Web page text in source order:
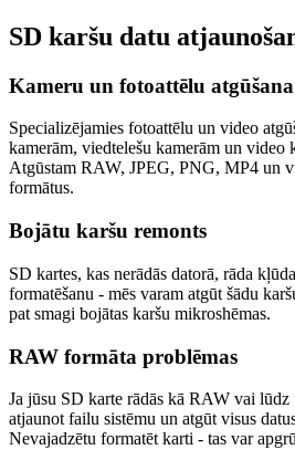
SD karšu datu
Kameru un fotoattēlu atgūšana
Specializējamies fotoattēlu un video
kamerām, viedtelešu kamerām un video
Atgūstam RAW, JPEG, PNG, MP4 un
formātus.
Bojātu karšu remonts
SD kartes, kas nerādās datorā, rāda
formatēšanu - mēs varam atgūt šādu
pat smagi bojātas karšu mikroshēmas.
RAW formāta problēmas
Ja jūsu SD karte rādās kā RAW vai lūdz
atjaunot failu sistēmu un atgūt visus
Nevajadzētu formatēt karti - tas var